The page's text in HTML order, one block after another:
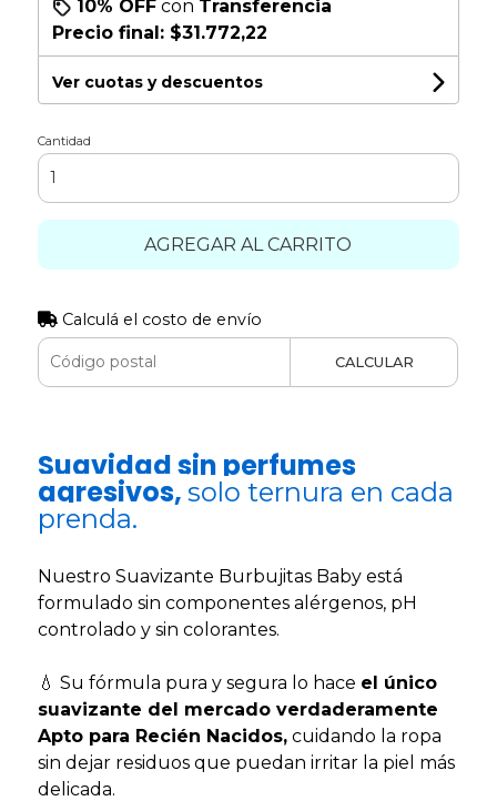
10% OFFcon Transferencia
Precio final: $31.772,22
Ver cuotas y descuentos
Cantidad
AGREGAR AL CARRITO
Calculá el costo de envío
CALCULAR
Suavidad sin perfumes
agresivos, solo ternura en cada
prenda.
Nuestro Suavizante Burbujitas Baby está
formulado sin componentes alérgenos, pH
controlado y sin colorantes.
💧 Su fórmula pura y segura lo hace el único
suavizante del mercado verdaderamente
Apto para Recién Nacidos,cuidando la ropa
sin dejar residuos que puedan irritar la piel más
delicada.